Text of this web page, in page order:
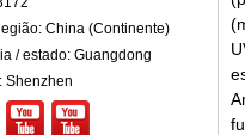
China (Continente)
/ estado: Guangdong
Shenzhen
Painel composto
em espuma de
poliuretano
reforçado com fibra
de vidro FRP PU
para reboques